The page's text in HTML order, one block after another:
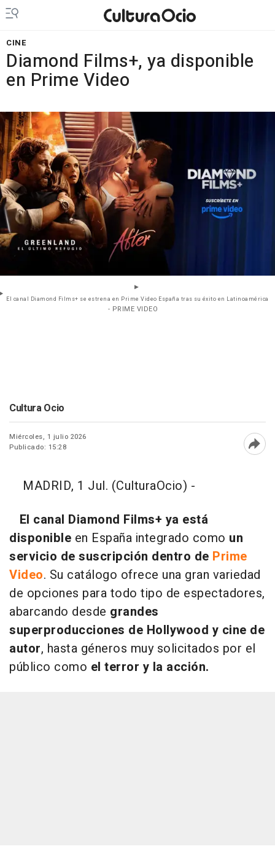
CINE
Diamond Films+, ya disponible
en Prime Video
El canal Diamond Films+ se estrena en Prime Video España tras su éxito en Latinoamérica
- PRIME VIDEO
Cultura Ocio
Miércoles, 1 julio 2026
Publicado: 15:28
MADRID, 1 Jul. (CulturaOcio) -
El canal Diamond Films+ ya está
disponible en España integrado como un
servicio de suscripción dentro de Prime
Video. Su catálogo ofrece una gran variedad
de opciones para todo tipo de espectadores,
abarcando desde grandes
superproducciones de Hollywood y cine de
autor, hasta géneros muy solicitados por el
público como el terror y la acción.